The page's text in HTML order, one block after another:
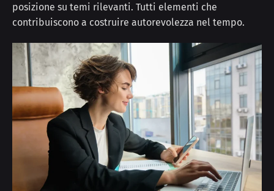
posizione su temi rilevanti. Tutti elementi che
contribuiscono a costruire autorevolezza nel tempo.